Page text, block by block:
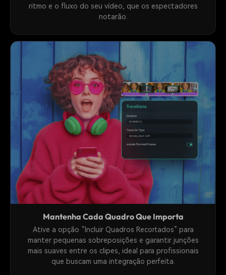
ritmo e o fluxo do seu vídeo, que os espectadores
notarão.
Mantenha Cada Quadro Que Importa
Ative a opção “Incluir Quadros Recortados” para
manter pequenas sobreposições e garantir junções
mais suaves entre os clipes, ideal para profissionais
que buscam uma integração perfeita.